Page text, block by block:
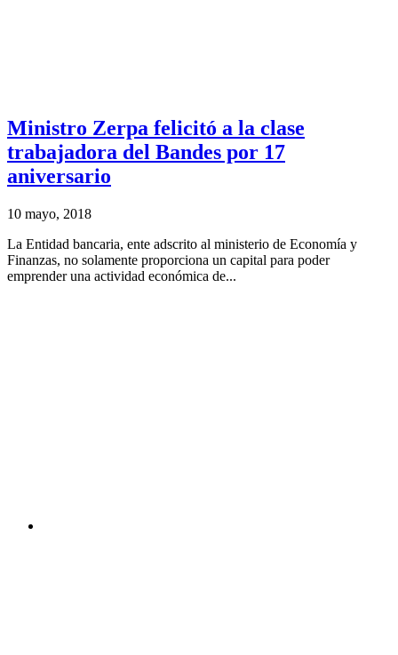
Ministro Zerpa felicitó a la clase
trabajadora del Bandes por 17
aniversario
10 mayo, 2018
La Entidad bancaria, ente adscrito al ministerio de Economía y
Finanzas, no solamente proporciona un capital para poder
emprender una actividad económica de...